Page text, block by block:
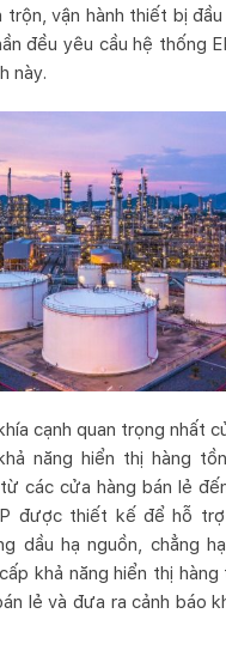
trộn, vận hành thiết bị
đều yêu cầu hệ thống
này.
cạnh quan trọng nhất
năng hiển thị hàng
các cửa hàng bán lẻ
được thiết kế để hỗ
dầu hạ nguồn, chẳng
khả năng hiển thị
lẻ và đưa ra cảnh báo